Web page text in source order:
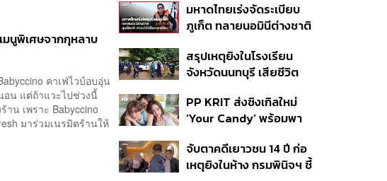
มนูพิเศษจากกุหลาบ
คาเฟ่ไวบ์อบอุ่น
น แต่ถ้าแวะไปช่วงนี้
น เพราะ Babyccino
มาร่วมเนรมิตร้านให้
นักเรียน
มหาดไทยเร่งจัดระเบียบ
ภูเก็ต ทลายนอมินีต่างชาติ
ที่ดิน เคลียร์ใบอนุญาต
โรงแรมค้าง 7 ปี
สรุปเหตุยิงในโรงเรียน
จังหวัดนนทบุรี เสียชีวิต
ปมค้นประวัติคดีกราดยิงที่
สหรัฐฯ
PP KRIT ส่งซิงเกิลใหม่
‘Your Candy’ พร้อมพา
สิกวิดีโอ
จับตาคดีเยาวชน 14 ปี ก่อ
เหตุยิงในห้าง กรมพินิจฯ ชี้